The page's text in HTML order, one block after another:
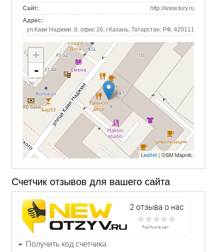
Сайт:
http://www.tury.ru
Адрес:
ул.Кави Наджми, 8, офис 26, г.Казань, Татарстан, РФ, 420111
+
-
Leaflet| OSM Mapnik
Счетчик отзывов для вашего сайта
Получить код счетчика